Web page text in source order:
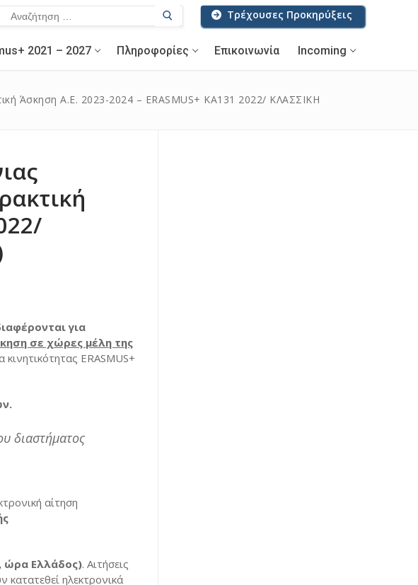
Τρέχουσες Προκηρύξεις
2021 – 2027 Πληροφορίες Επικοινωνία Incoming
Άσκηση Α.Ε. 2023-2024 – ERASMUS+ ΚΑ131 2022/ ΚΛΑΣΣΙΚΗ
για
σε χώρες μέλη της
ERASMUS+
διαστήματος
αίτηση
ώρα Ελλάδος). Αιτήσεις
ηλεκτρονικά